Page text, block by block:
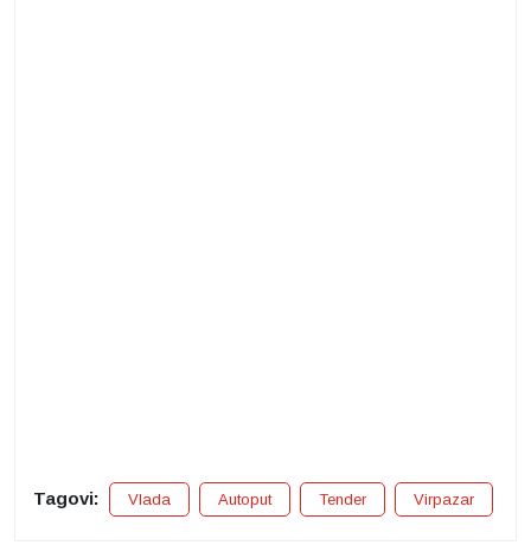
Tagovi: Vlada Autoput Tender Virpazar